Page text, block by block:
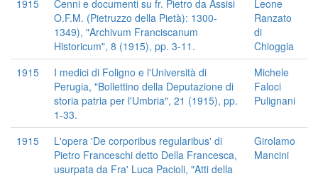
1915
Cenni e documenti su fr. Pietro da Assisi
O.F.M. (Pietruzzo della Pietà): 1300-
1349), "Archivum Franciscanum
Historicum", 8 (1915), pp. 3-11.
Leone
Ranzato
di
Chioggia
1915
I medici di Foligno e l'Università di
Perugia, "Bollettino della Deputazione di
storia patria per l'Umbria", 21 (1915), pp.
1-33.
Michele
Faloci
Pulignani
1915
L'opera 'De corporibus regularibus' di
Pietro Franceschi detto Della Francesca,
usurpata da Fra' Luca Pacioli, "Atti della
Girolamo
Mancini